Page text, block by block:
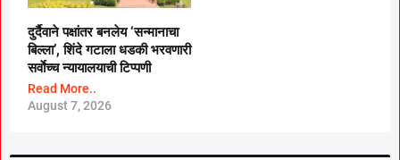
दुर्दैवाने पक्षांतर बनलेय ‘सन्मानाचा
बिल्ला’, शिंदे गटाला धडकी भरवणारी
सर्वाेच्च न्यायालयाची टिप्पणी
Read More..
August 7, 2026